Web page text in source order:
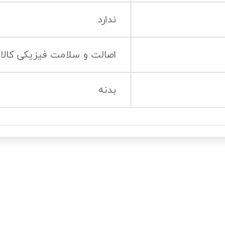
ندارد
اصالت و سلامت فیزیکی کالا
بدنه